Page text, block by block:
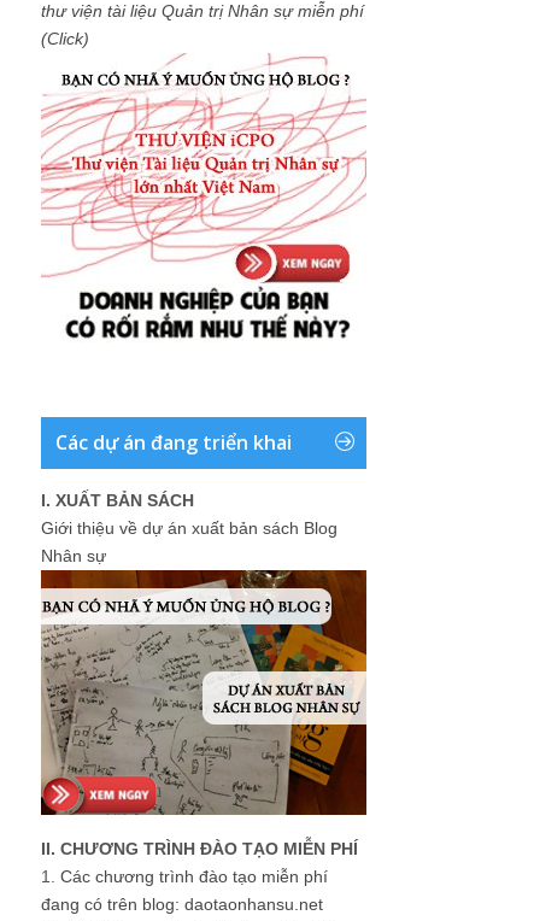
thư viện tài liệu Quản trị Nhân sự miễn phí
(Click)
Các dự án đang triển khai
I. XUẤT BẢN SÁCH
Giới thiệu về dự án xuất bản sách Blog
Nhân sự
II. CHƯƠNG TRÌNH ĐÀO TẠO MIỄN PHÍ
1. Các chương trình đào tạo miễn phí
đang có trên blog: daotaonhansu.net